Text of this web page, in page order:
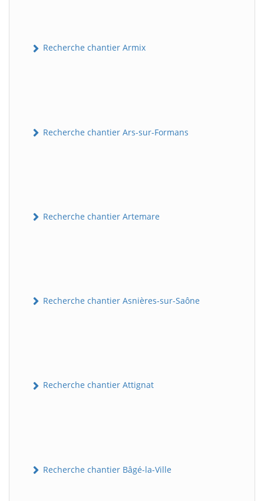
Recherche chantier Armix
Recherche chantier Ars-sur-Formans
Recherche chantier Artemare
Recherche chantier Asnières-sur-Saône
Recherche chantier Attignat
Recherche chantier Bâgé-la-Ville